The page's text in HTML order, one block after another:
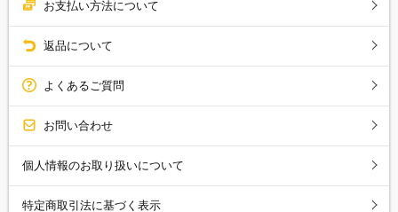
お支払い方法について
返品について
よくあるご質問
お問い合わせ
個人情報のお取り扱いについて
特定商取引法に基づく表示